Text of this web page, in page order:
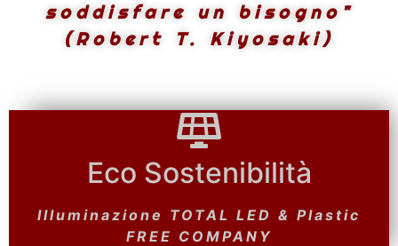
soddisfare un bisogno"
(Robert T. Kiyosaki)
Eco Sostenibilità
Illuminazione TOTAL LED & Plastic
FREE COMPANY
Eco Sostenibilità
Depurazione e Riciclo ACQUE
PIOVANE